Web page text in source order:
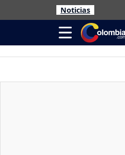
Noticias